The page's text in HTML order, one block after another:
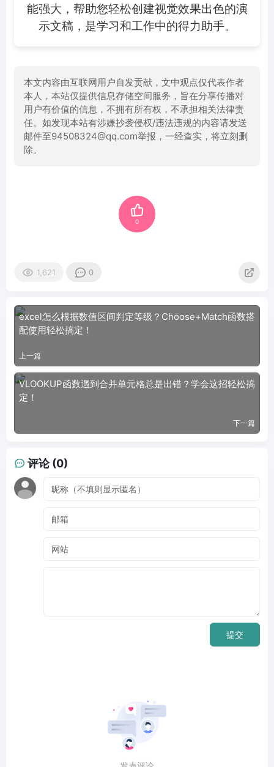
能强大，帮助您轻松创建视觉效果出色的演
示文稿，是学习和工作中的得力助手。
本文内容由互联网用户自发贡献，文中观点仅代表作者
本人，本站仅提供信息存储空间服务，旨在分享传播对
用户有价值的信息，不拥有所有权，不承担相关法律责
任。如发现本站有涉嫌抄袭侵权/违法违规的内容请发送
邮件至94508324@qq.com举报，一经查实，将立刻删
除。
0
1,621 0
excel怎么根据数值区间判定等级？Choose+Match函数搭
配使用轻松搞定！
上一篇
VLOOKUP函数遇到合并单元格总是出错？学会这招轻松搞
定！
下一篇
评论 (0)
提交